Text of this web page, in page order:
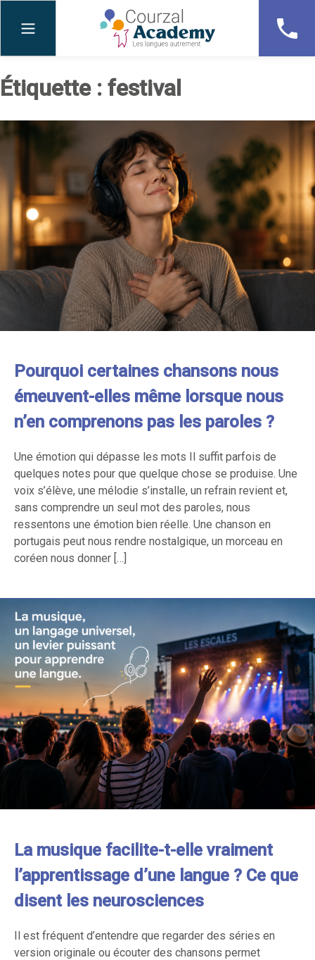
Étiquette : festival
Pourquoi certaines chansons nous
émeuvent-elles même lorsque nous
n’en comprenons pas les paroles ?
Une émotion qui dépasse les mots Il suffit parfois de
quelques notes pour que quelque chose se produise. Une
voix s’élève, une mélodie s’installe, un refrain revient et,
sans comprendre un seul mot des paroles, nous
ressentons une émotion bien réelle. Une chanson en
portugais peut nous rendre nostalgique, un morceau en
coréen nous donner […]
La musique facilite-t-elle vraiment
l’apprentissage d’une langue ? Ce que
disent les neurosciences
Il est fréquent d’entendre que regarder des séries en
version originale ou écouter des chansons permet